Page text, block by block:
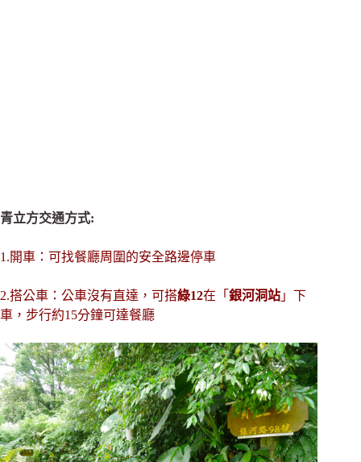
青立方交通方式:
1.開車：可找餐廳周圍的安全路邊停車
2.搭公車：公車沒有直達，可搭綠12在「 銀河洞站 」下
車，步行約15分鐘可達餐廳